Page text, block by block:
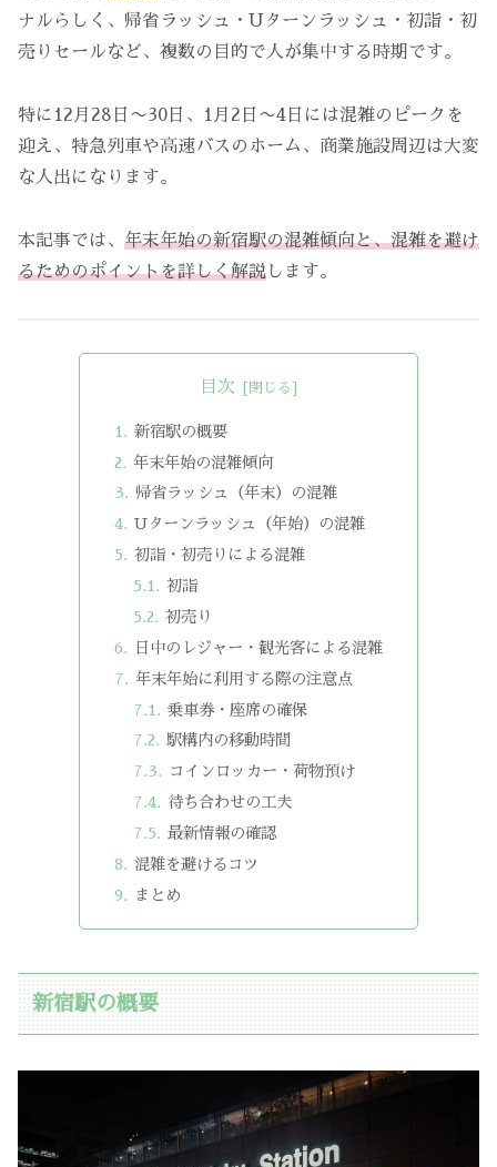
ナルらしく、帰省ラッシュ・Uターンラッシュ・初詣・初
売りセールなど、複数の目的で人が集中する時期です。
特に12月28日〜30日、1月2日〜4日には混雑のピークを
迎え、特急列車や高速バスのホーム、商業施設周辺は大変
な人出になります。
本記事では、 年末年始の新宿駅の混雑傾向と、混雑を避け
るためのポイントを詳しく解説します。
目次
新宿駅の概要
年末年始の混雑傾向
帰省ラッシュ（年末）の混雑
Uターンラッシュ（年始）の混雑
初詣・初売りによる混雑
初詣
初売り
日中のレジャー・観光客による混雑
年末年始に利用する際の注意点
乗車券・座席の確保
駅構内の移動時間
コインロッカー・荷物預け
待ち合わせの工夫
最新情報の確認
混雑を避けるコツ
まとめ
新宿駅の概要